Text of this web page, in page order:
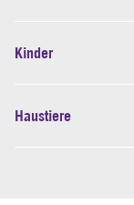
Kinder
Haustiere